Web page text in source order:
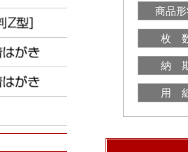
商品
枚
納
用